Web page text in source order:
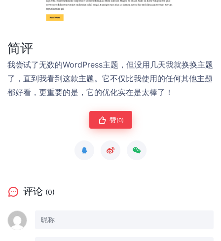
简评
我尝试了无数的WordPress主题，但没用几天我就换换主题
了，直到我看到这款主题。它不仅比我使用的任何其他主题
都好看，更重要的是，它的优化实在是太棒了！
赞(0)
评论 (0)